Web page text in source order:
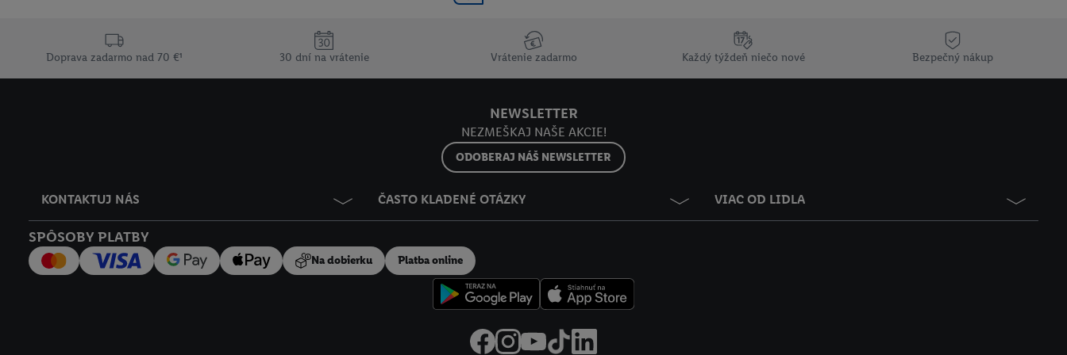
Doprava zadarmo nad 70 €¹ 30 dní na vrátenie Vrátenie zadarmo Každý týždeň niečo nové Bezpečný nákup
NEWSLETTER
NEZMEŠKAJ NAŠE AKCIE!
ODOBERAJ NÁŠ NEWSLETTER
KONTAKTUJ NÁS ČASTO KLADENÉ OTÁZKY VIAC OD LIDLA
SPÔSOBY PLATBY
Na dobierku Platba online